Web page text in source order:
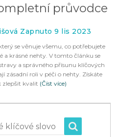
průvodce
Zapnuto 9 lis 2023
se věnuje všemu, co potřebujete
a krásné nehty. V tomto článku se
a správného přísunu klíčových
zásadní roli v péči o nehty. Získáte
zlepšit kvalit (Číst více)
klíčové slovo